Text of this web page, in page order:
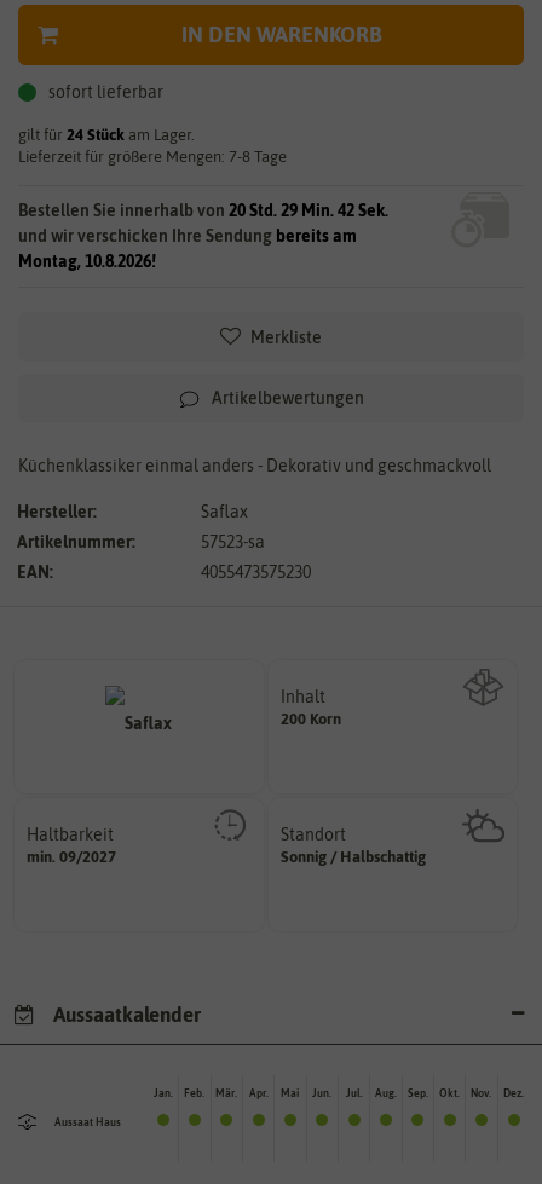
IN DEN WARENKORB
sofort lieferbar
gilt für 24 Stück am Lager.
Lieferzeit für größere Mengen: 7-8 Tage
Bestellen Sie innerhalb von 20 Std. 29 Min. 41 Sek.
und wir verschicken Ihre Sendung bereits am
Montag, 10.8.2026!
Merkliste
Artikelbewertungen
Küchenklassiker einmal anders - Dekorativ und geschmackvoll
Hersteller:
Saflax
Artikelnummer:
57523-sa
EAN:
4055473575230
Inhalt
200 KornWie viel ist enthalten
Haltbarkeit
min. 09/2027
und Pflanzgut sehr gut keimen
sollte.
Standort
Sonnig / Halbschattig
Pflanze? (schattig, halbschattig,
sonnig, vollsonnig)
Aussaatkalender
Aussaat Haus
Jan. Feb. Mär. Apr. Mai Jun. Jul. Aug. Sep. Okt. Nov. Dez.